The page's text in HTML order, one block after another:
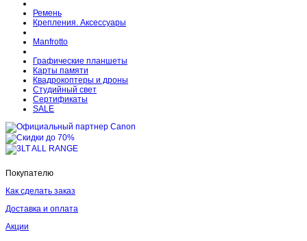
Ремень
Крепления. Аксессуары
Manfrotto
Графические планшеты
Карты памяти
Квадрокоптеры и дроны
Студийный свет
Сертификаты
SALE
Покупателю
Как сделать заказ
Доставка и оплата
Акции